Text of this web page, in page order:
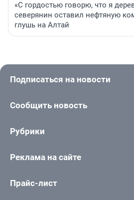
«С гордостью говорю, что я
северянин оставил нефтяную
глушь на Алтай
Подписаться на новости
Сообщить новость
Рубрики
Реклама на сайте
Прайс-лист